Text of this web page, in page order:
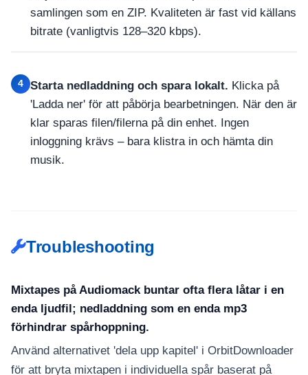
samlingen som en ZIP. Kvaliteten är fast vid källans
bitrate (vanligtvis 128–320 kbps).
4 Starta nedladdning och spara lokalt. Klicka på
'Ladda ner' för att påbörja bearbetningen. När den är
klar sparas filen/filerna på din enhet. Ingen
inloggning krävs – bara klistra in och hämta din
musik.
Troubleshooting
Mixtapes på Audiomack buntar ofta flera låtar i en
enda ljudfil; nedladdning som en enda mp3
förhindrar spårhoppning.
Använd alternativet 'dela upp kapitel' i OrbitDownloader
för att bryta mixtapen i individuella spår baserat på